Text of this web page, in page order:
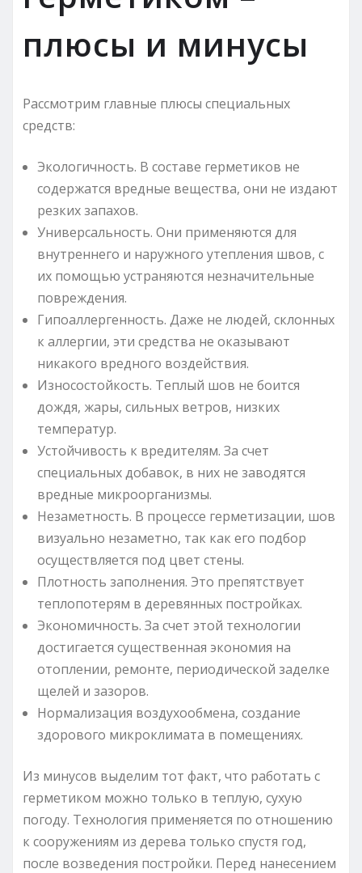
плюсы и минусы
Рассмотрим главные плюсы специальных
средств:
Экологичность. В составе герметиков не
содержатся вредные вещества, они не издают
резких запахов.
Универсальность. Они применяются для
внутреннего и наружного утепления швов, с
их помощью устраняются незначительные
повреждения.
Гипоаллергенность. Даже не людей, склонных
к аллергии, эти средства не оказывают
никакого вредного воздействия.
Износостойкость. Теплый шов не боится
дождя, жары, сильных ветров, низких
температур.
Устойчивость к вредителям. За счет
специальных добавок, в них не заводятся
вредные микроорганизмы.
Незаметность. В процессе герметизации, шов
визуально незаметно, так как его подбор
осуществляется под цвет стены.
Плотность заполнения. Это препятствует
теплопотерям в деревянных постройках.
Экономичность. За счет этой технологии
достигается существенная экономия на
отоплении, ремонте, периодической заделке
щелей и зазоров.
Нормализация воздухообмена, создание
здорового микроклимата в помещениях.
Из минусов выделим тот факт, что работать с
герметиком можно только в теплую, сухую
погоду. Технология применяется по отношению
к сооружениям из дерева только спустя год,
после возведения постройки. Перед нанесением